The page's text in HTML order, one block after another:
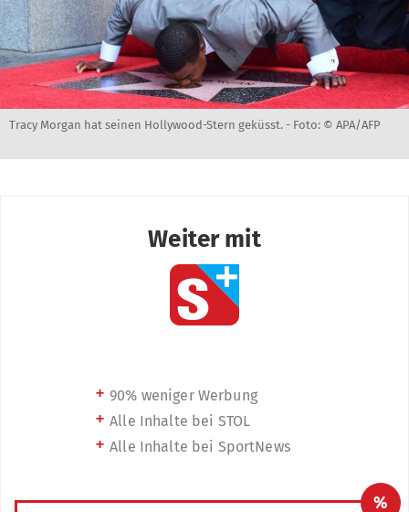
Tracy Morgan hat seinen Hollywood-Stern geküsst. - Foto: © APA/AFP